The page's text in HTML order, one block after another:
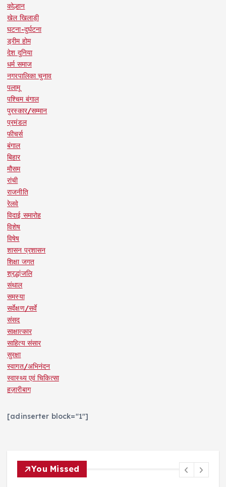
कोल्हान
खेल खिलाड़ी
घटना-दुर्घटना
ड्रीम होम
देश दुनिया
धर्म समाज
नगरपालिका चुनाव
पलामू
पश्चिम बंगाल
पुरस्कार/सम्मान
प्रमंडल
फीचर्स
बंगाल
बिहार
मौसम
रांची
राजनीति
रेलवे
विदाई समारोह
विशेष
विषेष
शासन प्रशासन
शिक्षा जगत
श्रद्धांजलि
संथाल
समस्या
सर्वेक्षण/सर्वे
संसद
साक्षात्कार
साहित्य संसार
सुरक्षा
स्वागत/अभिनंदन
स्वास्थ्य एवं चिकित्सा
हज़ारीबाग
[adinserter block="1"]
You Missed